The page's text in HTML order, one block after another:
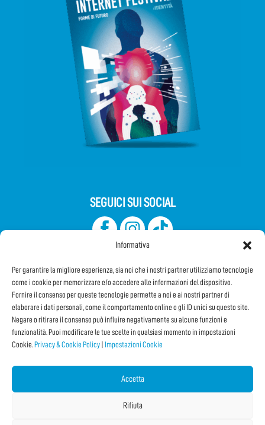
Informativa
Per garantire la migliore esperienza, sia noi che i nostri partner utilizziamo tecnologie
come i cookie per memorizzare e/o accedere alle informazioni del dispositivo.
Fornire il consenso per queste tecnologie permette a noi e ai nostri partner di
elaborare i dati personali, come il comportamento online o gli ID unici su questo sito.
Negare o ritirare il consenso può influire negativamente su alcune funzioni e
funzionalità. Puoi modificare le tue scelte in qualsiasi momento in impostazioni
Cookie. Privacy & Cookie Policy Impostazioni Cookie
Accetta
Rifiuta
SEGUICI SUI SOCIAL
Iscriviti alla Newsletter
CONDIVIDI QUESTA PAGINA!
Facebook